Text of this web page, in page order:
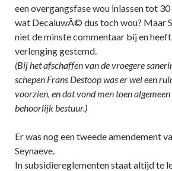
een overgangsfase wou inlassen tot
wat DecaluwÃ© dus toch wou? Maar
niet de minste commentaar bij en
verlenging gestemd.
(Bij het afschaffen van de vroegere
schepen Frans Destoop was er wel een
voorzien, en dat vond men toen
behoorlijk bestuur.)
Er was nog een tweede amendement
Seynaeve.
In subsidiereglementen staat altijd te